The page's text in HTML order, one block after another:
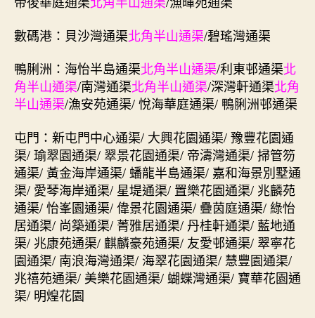
數碼港：貝沙灣通渠北角半山通渠/碧瑤灣通渠
鴨脷洲：海怡半島通渠北角半山通渠/利東邨通渠北
角半山通渠/南灣通渠北角半山通渠/深灣軒通渠北角
半山通渠/漁安苑通渠/ 悅海華庭通渠/ 鴨脷洲邨通渠
屯門：新屯門中心通渠/ 大興花園通渠/ 豫豐花園通
渠/ 瑜翠園通渠/ 翠景花園通渠/ 帝濤灣通渠/ 掃管笏
通渠/ 黃金海岸通渠/ 蟠龍半島通渠/ 嘉和海景別墅通
渠/ 愛琴海岸通渠/ 星堤通渠/ 置樂花園通渠/ 兆麟苑
通渠/ 怡峯園通渠/ 偉景花園通渠/ 疊茵庭通渠/ 綠怡
居通渠/ 尚築通渠/ 菁雅居通渠/ 丹桂軒通渠/ 藍地通
渠/ 兆康苑通渠/ 麒麟豪苑通渠/ 友愛邨通渠/ 翠寧花
園通渠/ 南浪海灣通渠/ 海翠花園通渠/ 慧豐園通渠/
兆禧苑通渠/ 美樂花園通渠/ 蝴蝶灣通渠/ 寶華花園通
渠/ 明煌花園